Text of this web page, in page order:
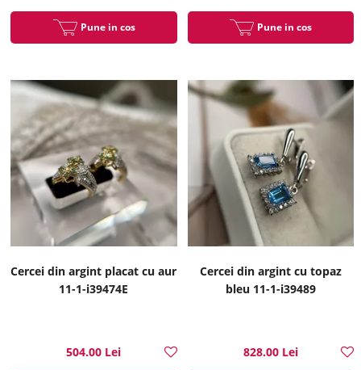
Pune in cos Pune in cos
Cercei din argint placat cu aur
11-1-i39474E
504.00 Lei
Cercei din argint cu topaz
bleu 11-1-i39489
828.00 Lei